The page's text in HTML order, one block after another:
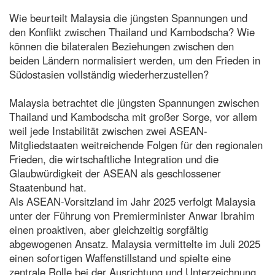
Wie beurteilt Malaysia die jüngsten Spannungen und
den Konflikt zwischen Thailand und Kambodscha? Wie
können die bilateralen Beziehungen zwischen den
beiden Ländern normalisiert werden, um den Frieden in
Südostasien vollständig wiederherzustellen?
Malaysia betrachtet die jüngsten Spannungen zwischen
Thailand und Kambodscha mit großer Sorge, vor allem
weil jede Instabilität zwischen zwei ASEAN-
Mitgliedstaaten weitreichende Folgen für den regionalen
Frieden, die wirtschaftliche Integration und die
Glaubwürdigkeit der ASEAN als geschlossener
Staatenbund hat.
Als ASEAN-Vorsitzland im Jahr 2025 verfolgt Malaysia
unter der Führung von Premierminister Anwar Ibrahim
einen proaktiven, aber gleichzeitig sorgfältig
abgewogenen Ansatz. Malaysia vermittelte im Juli 2025
einen sofortigen Waffenstillstand und spielte eine
zentrale Rolle bei der Ausrichtung und Unterzeichnung